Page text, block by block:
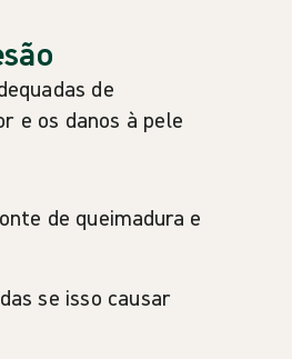
de
e os danos à pele
de queimadura e
se isso causar